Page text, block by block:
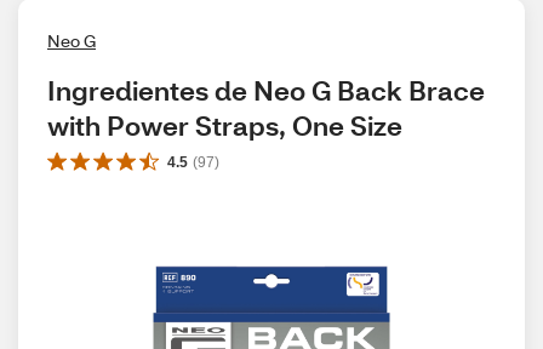
Neo G
Ingredientes de Neo G Back Brace
with Power Straps, One Size
4.5 (97)